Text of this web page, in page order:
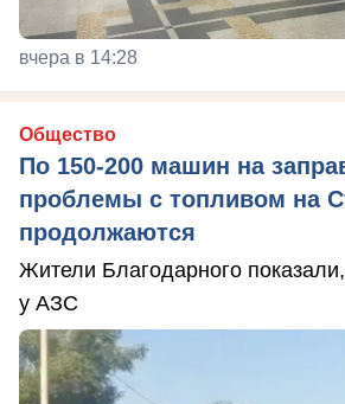
вчера в 14:28
Общество
По 150-200 машин на
проблемы с топливом на
продолжаются
Жители Благодарного
у АЗС